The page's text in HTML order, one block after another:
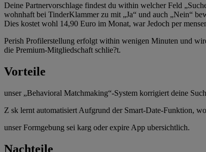
Deine Partnervorschlage findest du within welcher Feld
wohnhaft bei TinderKlammer zu mit „Ja“ und auch „Nein“
Dies kostet wohl 14,90 Euro im Monat, war Jedoch per
Perish Profilerstellung erfolgt within wenigen Minuten und
die Premium-Mitgliedschaft schlie?t.
Vorteile
unser „Behavioral Matchmaking“-System korrigiert deine
Z sk lernt automatisiert Aufgrund der Smart-Date-Funktion,
unser Formgebung sei karg oder expire App ubersichtlich.
Nachteile